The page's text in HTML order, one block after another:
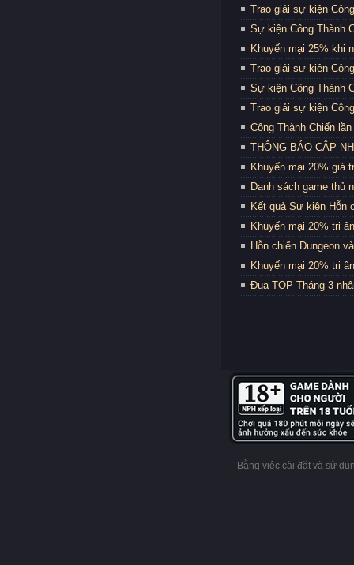
Trao giải sự kiện
Sự kiện Công Thành
Khuyến mại 25% khi
Trao giải sự kiện
Sự kiện Công Thành
Trao giải sự kiện
Công Thành Chiến
THÔNG BÁO CẬP
Khuyến mại 20% giá
Danh sách game thủ
Kết quả Sự kiện Hỗn
Khuyến mại 20% tri
Hỗn chiến Dungeon
Khuyến mại 20% tri
Đua TOP Tháng 3
Bằng việc cài đặt và sử